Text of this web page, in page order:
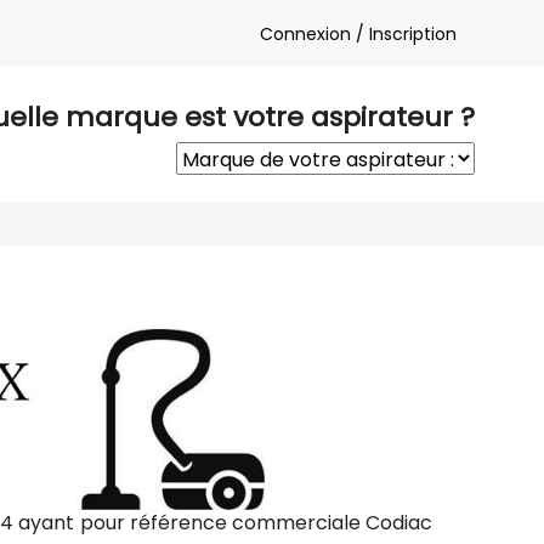
Connexion / Inscription
marque est votre aspirateur ?
ayant pour référence commerciale Codiac